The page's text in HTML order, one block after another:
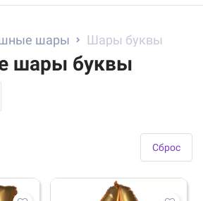
шары Шары буквы
шары буквы
Cброс